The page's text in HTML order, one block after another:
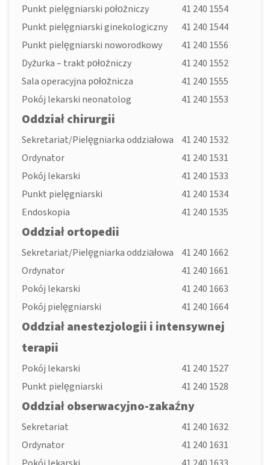
Punkt pielęgniarski położniczy
41 240 1554
Punkt pielęgniarski ginekologiczny
41 240 1544
Punkt pielęgniarski noworodkowy
41 240 1556
Dyżurka – trakt położniczy
41 240 1552
Sala operacyjna położnicza
41 240 1555
Pokój lekarski neonatolog
41 240 1553
Oddział chirurgii
Sekretariat/Pielęgniarka oddziałowa
41 240 1532
Ordynator
41 240 1531
Pokój lekarski
41 240 1533
Punkt pielęgniarski
41 240 1534
Endoskopia
41 240 1535
Oddział ortopedii
Sekretariat/Pielęgniarka oddziałowa
41 240 1662
Ordynator
41 240 1661
Pokój lekarski
41 240 1663
Pokój pielęgniarski
41 240 1664
Oddział anestezjologii i intensywnej
terapii
Pokój lekarski
41 240 1527
Punkt pielęgniarski
41 240 1528
Oddział obserwacyjno-zakaźny
Sekretariat
41 240 1632
Ordynator
41 240 1631